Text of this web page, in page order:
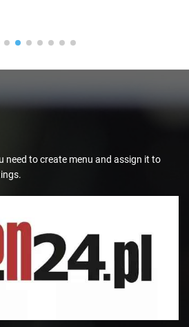
need to create menu and assign it to